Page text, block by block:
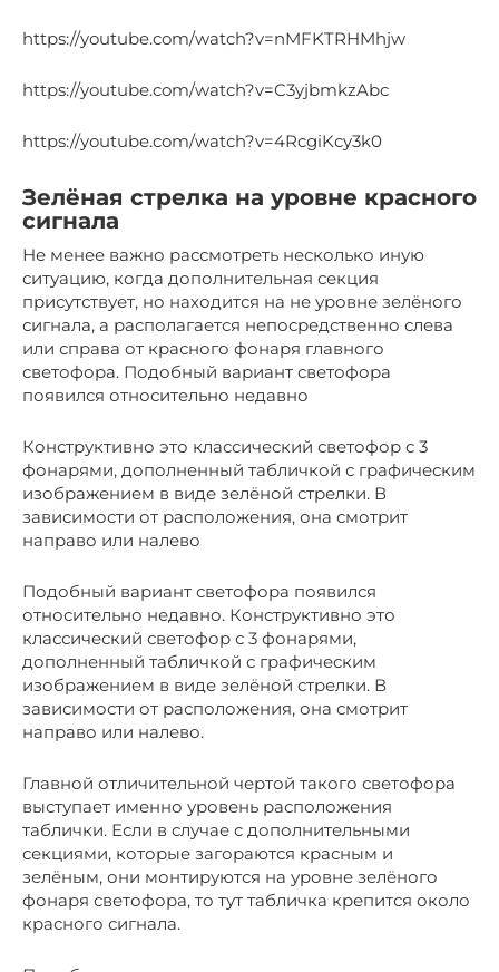
https://youtube.com/watch?v=nMFKTRHMhjw
https://youtube.com/watch?v=C3yjbmkzAbc
https://youtube.com/watch?v=4RcgiKcy3k0
Зелёная стрелка на уровне красного
сигнала
Не менее важно рассмотреть несколько иную
ситуацию, когда дополнительная секция
присутствует, но находится на не уровне зелёного
сигнала, а располагается непосредственно слева
или справа от красного фонаря главного
светофора. Подобный вариант светофора
появился относительно недавно
Конструктивно это классический светофор с 3
фонарями, дополненный табличкой с графическим
изображением в виде зелёной стрелки. В
зависимости от расположения, она смотрит
направо или налево
Подобный вариант светофора появился
относительно недавно. Конструктивно это
классический светофор с 3 фонарями,
дополненный табличкой с графическим
изображением в виде зелёной стрелки. В
зависимости от расположения, она смотрит
направо или налево.
Главной отличительной чертой такого светофора
выступает именно уровень расположения
таблички. Если в случае с дополнительными
секциями, которые загораются красным и
зелёным, они монтируются на уровне зелёного
фонаря светофора, то тут табличка крепится около
красного сигнала.